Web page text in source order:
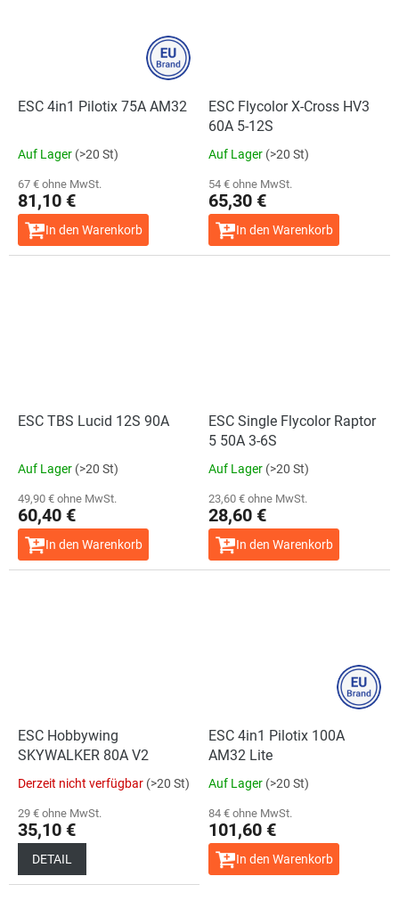
ЕSC 4in1 Pilotix 75A AM32
Auf Lager (>20 St)
67 € ohne MwSt.
81,10 €
In den Warenkorb
ESC Flycolor X-Cross HV3
60A 5-12S
Auf Lager (>20 St)
54 € ohne MwSt.
65,30 €
In den Warenkorb
ESC TBS Lucid 12S 90A
Auf Lager (>20 St)
49,90 € ohne MwSt.
60,40 €
In den Warenkorb
ESC Single Flycolor Raptor
5 50A 3-6S
Auf Lager (>20 St)
23,60 € ohne MwSt.
28,60 €
In den Warenkorb
ESC Hobbywing
SKYWALKER 80A V2
Derzeit nicht verfügbar (>20 St)
29 € ohne MwSt.
35,10 €
DETAIL
ESC 4in1 Pilotix 100A
AM32 Lite
Auf Lager (>20 St)
84 € ohne MwSt.
101,60 €
In den Warenkorb